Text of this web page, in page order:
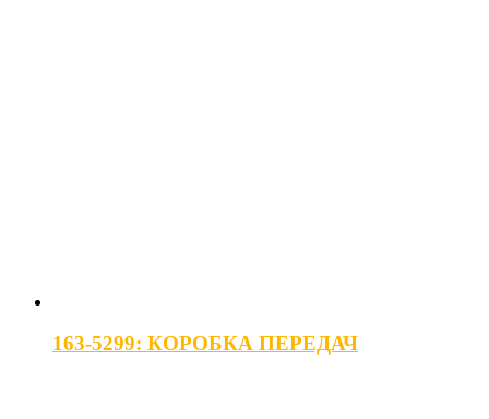
163-5299: КОРОБКА ПЕРЕДАЧ